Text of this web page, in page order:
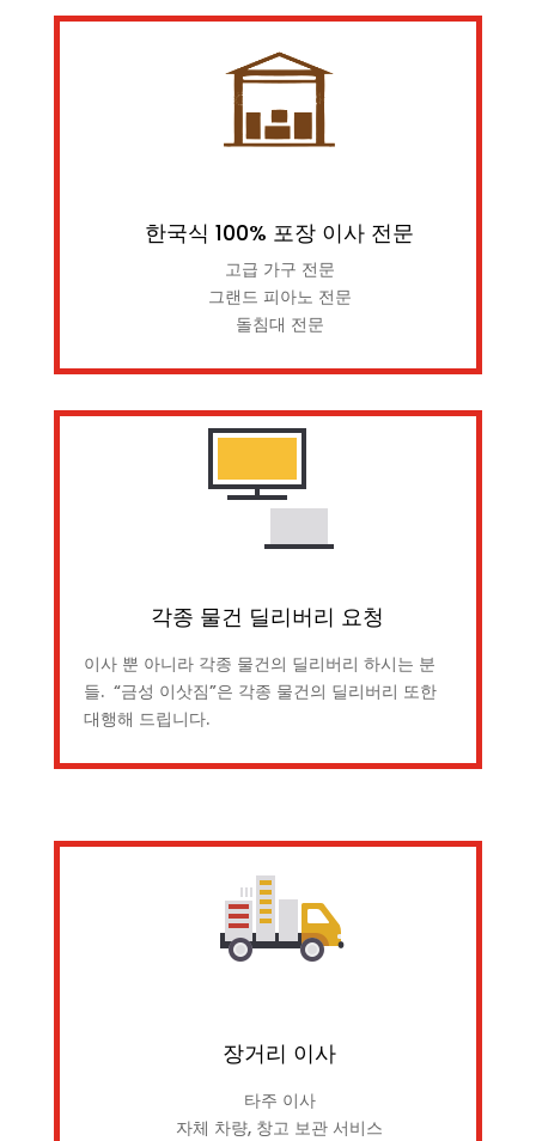
한국식 100% 포장 이사 전문
고급 가구 전문
그랜드 피아노 전문
돌침대 전문
각종 물건 딜리버리 요청
이사 뿐 아니라 각종 물건의 딜리버리 하시는 분
들. “금성 이삿짐”은 각종 물건의 딜리버리 또한
대행해 드립니다.
장거리 이사
타주 이사
자체 차량, 창고 보관 서비스